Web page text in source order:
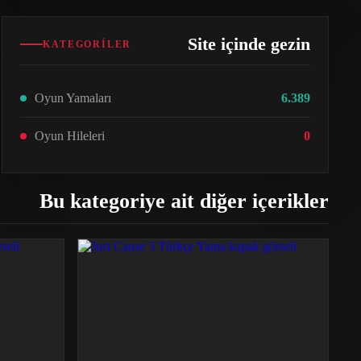
KATEGORILER Site içinde gezin
Oyun Yamaları 6.389
Oyun Hileleri 0
Bu kategoriye ait diğer içerikler